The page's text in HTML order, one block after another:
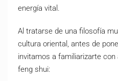
energía vital.
Al tratarse de una filosofía
cultura oriental, antes de
invitamos a familiarizarte
feng shui: